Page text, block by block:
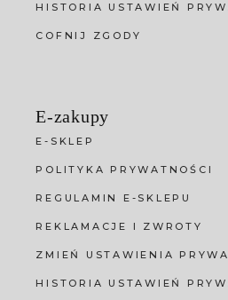
HISTORIA USTAWIEŃ
COFNIJ ZGODY
E-zakupy
E-SKLEP
POLITYKA PRYWATNOŚCI
REGULAMIN E-SKLEPU
REKLAMACJE I ZWROTY
ZMIEŃ USTAWIENIA
HISTORIA USTAWIEŃ